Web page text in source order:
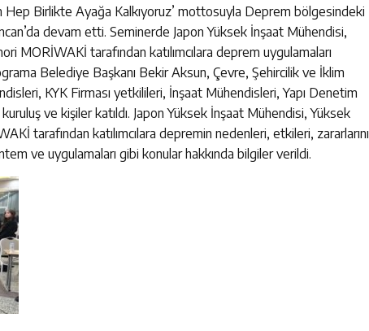
Hep Birlikte Ayağa Kalkıyoruz’ mottosuyla Deprem bölgesindeki
devam etti. Seminerde Japon Yüksek İnşaat Mühendisi,
MORİWAKİ tarafından katılımcılara deprem uygulamaları
Belediye Başkanı Bekir Aksun, Çevre, Şehircilik ve İklim
KYK Firması yetkilileri, İnşaat Mühendisleri, Yapı Denetim
ve kişiler katıldı. Japon Yüksek İnşaat Mühendisi, Yüksek
tarafından katılımcılara depremin nedenleri, etkileri, zararlarını
ve uygulamaları gibi konular hakkında bilgiler verildi.